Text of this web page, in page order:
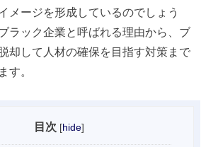
メージを形成しているのでしょう
ラック企業と呼ばれる理由から、ブ
却して人材の確保を目指す対策まで
す。
目次 [hide]